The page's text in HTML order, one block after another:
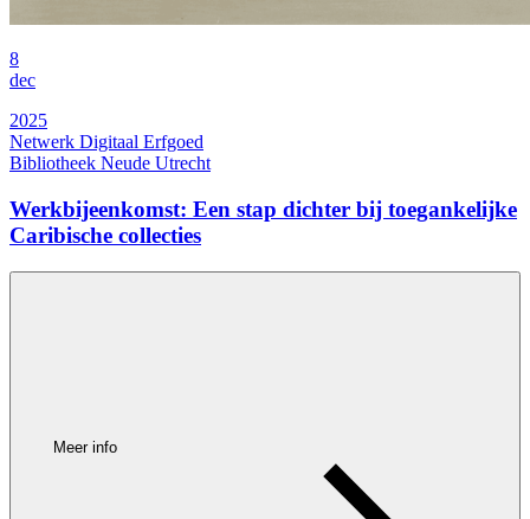
8
dec
2025
Netwerk Digitaal Erfgoed
Bibliotheek Neude Utrecht
Werkbijeenkomst: Een stap dichter bij toegankelijke
Caribische collecties
Meer info